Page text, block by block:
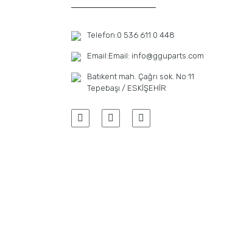
Telefon:0 536 611 0 448
Email:Email: info@gguparts.com
Batıkent mah. Çağrı sok. No:11
Tepebaşı / ESKİŞEHİR